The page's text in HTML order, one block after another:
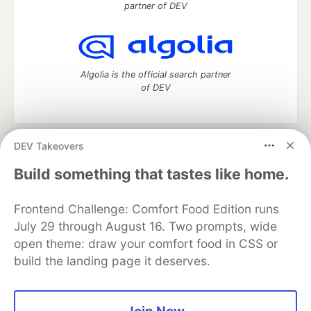
DEV Takeovers
Build something that tastes like home.
Frontend Challenge: Comfort Food Edition runs
July 29 through August 16. Two prompts, wide
open theme: draw your comfort food in CSS or
build the landing page it deserves.
partner of DEV
Algolia is the official search partner
of DEV
DEV Community
— A space to discuss and keep up software
development and manage your software career
Home
DEV Challenges DEV++
Videos
Organization Accounts
DEV Showcase About
Contact
Free Postgres Database
DEV Shop
MLH
Code of Conduct
Privacy Policy
Terms of Use
Built on
Forem — the open source
and other inclusive communities.